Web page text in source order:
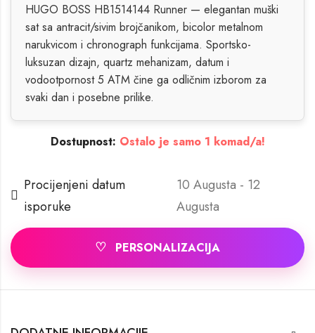
HUGO BOSS HB1514144 Runner — elegantan muški
sat sa antracit/sivim brojčanikom, bicolor metalnom
narukvicom i chronograph funkcijama. Sportsko-
luksuzan dizajn, quartz mehanizam, datum i
vodootpornost 5 ATM čine ga odličnim izborom za
svaki dan i posebne prilike.
Dostupnost: Ostalo je samo 1 komad/a!
Procijenjeni datum
isporuke
10 Augusta - 12
Augusta
♡ PERSONALIZACIJA